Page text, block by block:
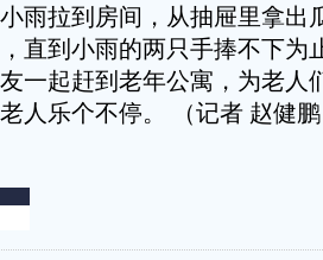
雨拉到房间，从抽屉里拿出
直到小雨的两只手捧不下为
一起赶到老年公寓，为老人
人乐个不停。 （记者 赵健